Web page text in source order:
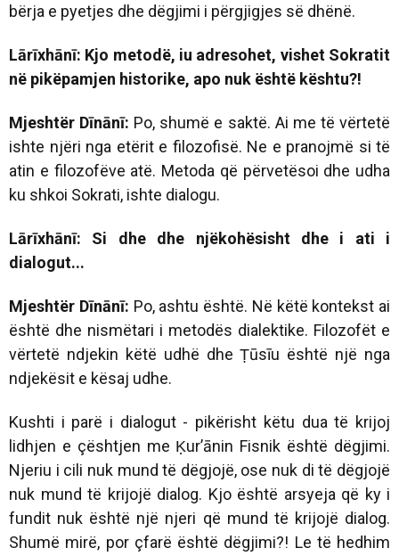
bërja e pyetjes dhe dëgjimi i përgjigjes së dhënë.
Lārīxhānī: Kjo metodë, iu adresohet, vishet Sokratit
në pikëpamjen historike, apo nuk është kështu?!
Mjeshtër Dīnānī: Po, shumë e saktë. Ai me të vërtetë
ishte njëri nga etërit e filozofisë. Ne e pranojmë si të
atin e filozofëve atë. Metoda që përvetësoi dhe udha
ku shkoi Sokrati, ishte dialogu.
Lārīxhānī: Si dhe dhe njëkohësisht dhe i ati i
dialogut...
Mjeshtër Dīnānī: Po, ashtu është. Në këtë kontekst ai
është dhe nismëtari i metodës dialektike. Filozofët e
vërtetë ndjekin këtë udhë dhe Ṭūsīu është një nga
ndjekësit e kësaj udhe.
Kushti i parë i dialogut - pikërisht këtu dua të krijoj
lidhjen e çështjen me Ḳur’ānin Fisnik është dëgjimi.
Njeriu i cili nuk mund të dëgjojë, ose nuk di të dëgjojë
nuk mund të krijojë dialog. Kjo është arsyeja që ky i
fundit nuk është një njeri që mund të krijojë dialog.
Shumë mirë, por çfarë është dëgjimi?! Le të hedhim